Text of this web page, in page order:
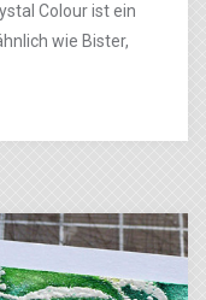
Colour ist ein
wie Bister,